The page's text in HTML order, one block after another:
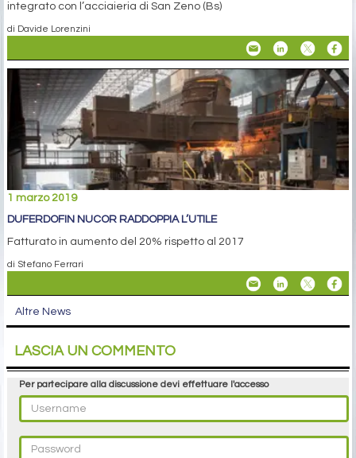
integrato con l’acciaieria di San Zeno (Bs)
di Davide Lorenzini
1 marzo 2019
DUFERDOFIN NUCOR RADDOPPIA L’UTILE
Fatturato in aumento del 20% rispetto al 2017
di Stefano Ferrari
Altre News
LASCIA UN COMMENTO
Per partecipare alla discussione devi effettuare l'accesso